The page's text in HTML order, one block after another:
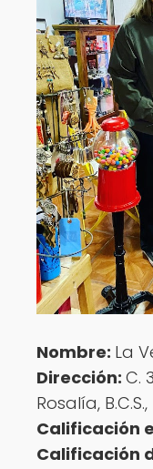
Nombre: La
Dirección: C.
Rosalía,
Calificación
Calificación